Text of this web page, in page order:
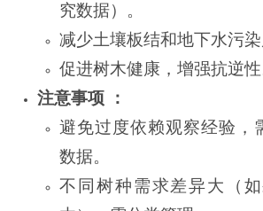
究数据）。
减少土壤板结和地下水污染
促进树木健康，增强抗逆性
注意事项 ：
避免过度依赖观察经验，
数据。
不同树种需求差异大（